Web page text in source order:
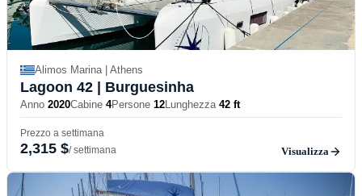
Alimos Marina | Athens
Lagoon 42 | Burguesinha
Anno 2020Cabine 4Persone 12Lunghezza 42 ft
Prezzo a settimana
2,315 $/ settimana Visualizza